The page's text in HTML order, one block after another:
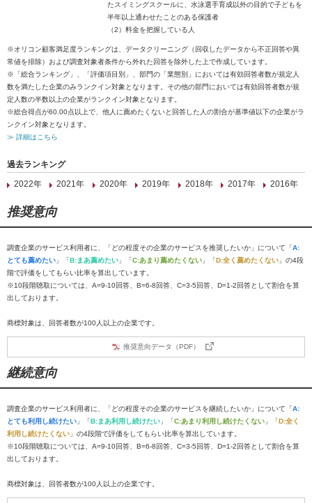
たスイミングスクールに、水泳選手育成以外の目的で子どもを
半年以上通わせたことのある保護者
（2）料金を把握している人
※オリコン顧客満足度ランキングは、データクリーニング（回収したデータから不正回答や異
常値を排除）および調査対象者条件から外れた回答を除外した上で作成しています。
※「総合ランキング」、「評価項目別」、部門の「業態別」においては有効回答者数が規定人
数を満たした企業のみランクイン対象となります。その他の部門においては有効回答者数が規
定人数の半数以上の企業がランクイン対象となります。
※総合得点が60.00点以上で、他人に薦めたくないと回答した人の割合が基準値以下の企業がラ
ンクイン対象となります。
≫ 詳細はこちら
過去ランキング
2022年
2021年 2020年 2019年 2018年 2017年 2016年
推奨意向
調査企業のサービス利用者に、「どの程度その企業のサービスを推奨したいか」について「A:
とても薦めたい 」「B:まあ薦めたい 」「C:あまり薦めたくない 」「D:全く薦めたくない 」の4段
階で評価をしてもらい比率を算出しています。
※10段階聴取については、A=9-10回答、B=6-8回答、C=3-5回答、D=1-2回答として割合を算
出しております。
商標対象は、回答者数が100人以上の企業です。
推奨意向データ（PDF）
継続意向
調査企業のサービス利用者に、「どの程度その企業のサービスを継続したいか」について「A:
とても利用し続けたい 」「B:まあ利用し続けたい 」「C:あまり利用し続けたくない 」「D:全く
利用し続けたくない 」の4段階で評価をしてもらい比率を算出しています。
※10段階聴取については、A=9-10回答、B=6-8回答、C=3-5回答、D=1-2回答として割合を算
出しております。
商標対象は、回答者数が100人以上の企業です。